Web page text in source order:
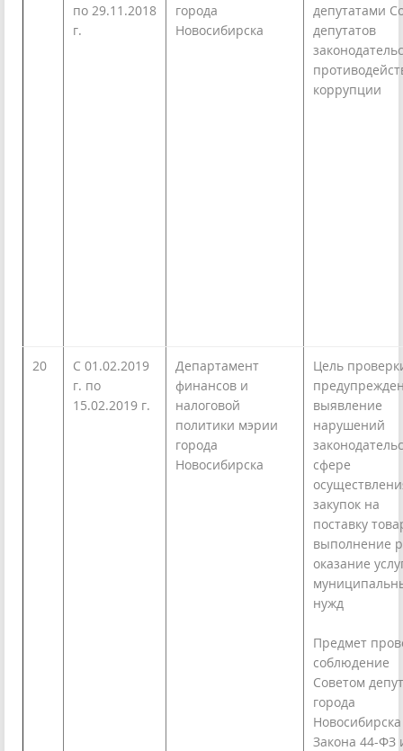
по 29.11.2018
г.
города
Новосибирска
депутатами
депутатов
коррупции
20
С 01.02.2019
г. по
15.02.2019 г.
Департамент
финансов и
налоговой
политики мэрии
города
Новосибирска
Цель
выявление
нарушений
сфере
закупок на
поставку
выполнение
оказание
нужд
Предмет
соблюдение
Советом
города
Новосибирска
Закона 44-ФЗ